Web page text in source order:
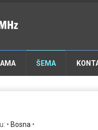
ŠEMA
• Bosna •